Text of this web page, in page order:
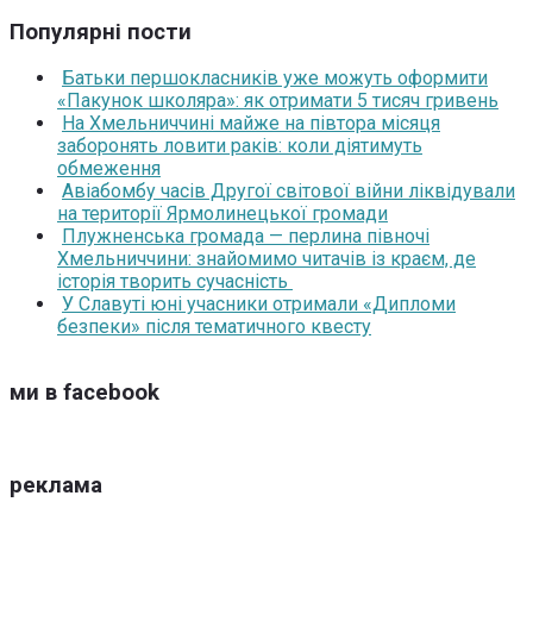
Популярні пости
Батьки першокласників уже можуть оформити
«Пакунок школяра»: як отримати 5 тисяч гривень
На Хмельниччині майже на півтора місяця
заборонять ловити раків: коли діятимуть
обмеження
Авіабомбу часів Другої світової війни ліквідували
на території Ярмолинецької громади
Плужненська громада — перлина півночі
Хмельниччини: знайомимо читачів із краєм, де
історія творить сучасність
У Славуті юні учасники отримали «Дипломи
безпеки» після тематичного квесту
ми в facebook
реклама